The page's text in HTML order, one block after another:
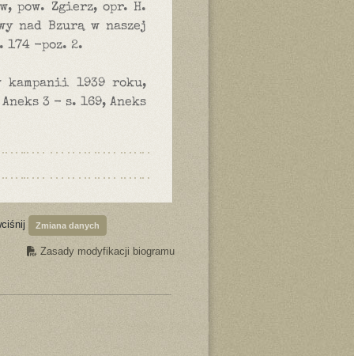
pow. Zgierz, opr. H.
nad Bzurą w naszej
174 -poz. 2.
kampanii 1939 roku,
3 - s. 169, Aneks
Zmiana danych
Zasady modyfikacji biogramu